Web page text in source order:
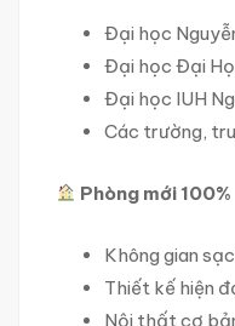
Đại học
Đại học Đại
Đại học IUH
Các trường,
Phòng mới 100%
Không gian
Thiết kế hiện
Nội thất cơ